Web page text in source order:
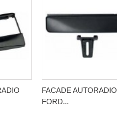
FACADE AUTORADIO
FORD...